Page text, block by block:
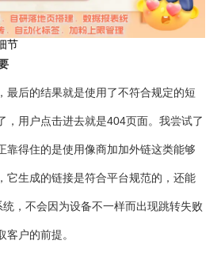
节
最后的结果就是使用了不符合规定的短
，用户点击进去就是404页面。我尝试了
靠得住的是使用像商加加外链这类能够
它生成的链接是符合平台规范的，还能
，不会因为设备不一样而出现跳转失败
户的前提。